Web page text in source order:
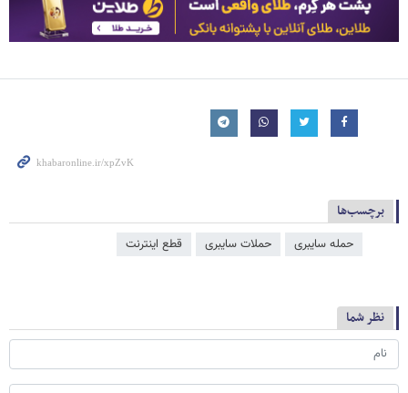
برچسب‌ها
حمله سایبری حملات سایبری قطع اینترنت
نظر شما